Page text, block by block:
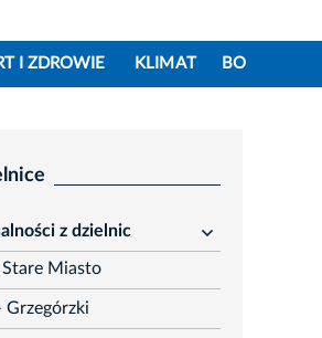
I ZDROWIE KLIMAT BO
z dzielnic
Stare Miasto
Grzegórzki